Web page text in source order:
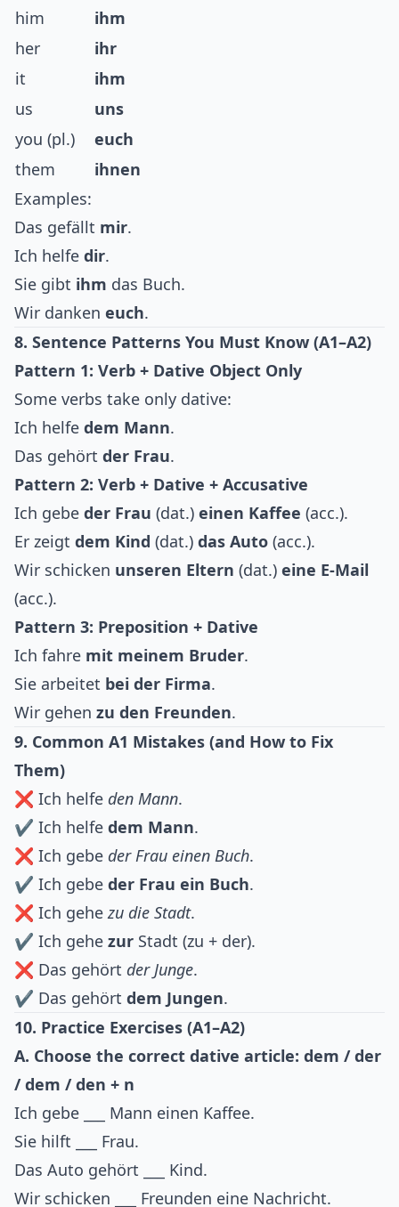
him
ihm
her
ihr
it
ihm
us
uns
you (pl.)
euch
them
ihnen
Examples:
Das gefällt mir.
Ich helfe dir.
Sie gibt ihm das Buch.
Wir danken euch.
8. Sentence Patterns You Must Know (A1–A2)
Pattern 1: Verb + Dative Object Only
Some verbs take only dative:
Ich helfe dem Mann.
Das gehört der Frau.
Pattern 2: Verb + Dative + Accusative
Ich gebe der Frau (dat.) einen Kaffee (acc.).
Er zeigt dem Kind (dat.) das Auto (acc.).
Wir schicken unseren Eltern (dat.) eine E-Mail
(acc.).
Pattern 3: Preposition + Dative
Ich fahre mit meinem Bruder.
Sie arbeitet bei der Firma.
Wir gehen zu den Freunden.
9. Common A1 Mistakes (and How to Fix
Them)
❌ Ich helfe den Mann.
✔ Ich helfe dem Mann.
❌ Ich gebe der Frau einen Buch.
✔ Ich gebe der Frau ein Buch.
❌ Ich gehezu die Stadt.
✔ Ich gehe zur Stadt (zu + der).
❌ Das gehört der Junge.
✔ Das gehört dem Jungen.
10. Practice Exercises (A1–A2)
A. Choose the correct dative article: dem / der
/ dem / den + n
Ich gebe ___ Mann einen Kaffee.
Sie hilft ___ Frau.
Das Auto gehört ___ Kind.
Wir schicken ___ Freunden eine Nachricht.